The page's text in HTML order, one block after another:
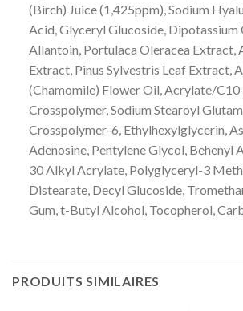
(Birch) Juice (1,425ppm), Sodium
Acid, Glyceryl Glucoside,
Allantoin, Portulaca Oleracea Extract,
Extract, Pinus Sylvestris Leaf Extract,
(Chamomile) Flower Oil, Acrylate/
Crosspolymer, Sodium Stearoyl
Crosspolymer-6, Ethylhexylglycerin,
Adenosine, Pentylene Glycol, Behenyl
30 Alkyl Acrylate, Polyglyceryl-3
Distearate, Decyl Glucoside,
Gum, t-Butyl Alcohol, Tocopherol,
PRODUITS SIMILAIRES